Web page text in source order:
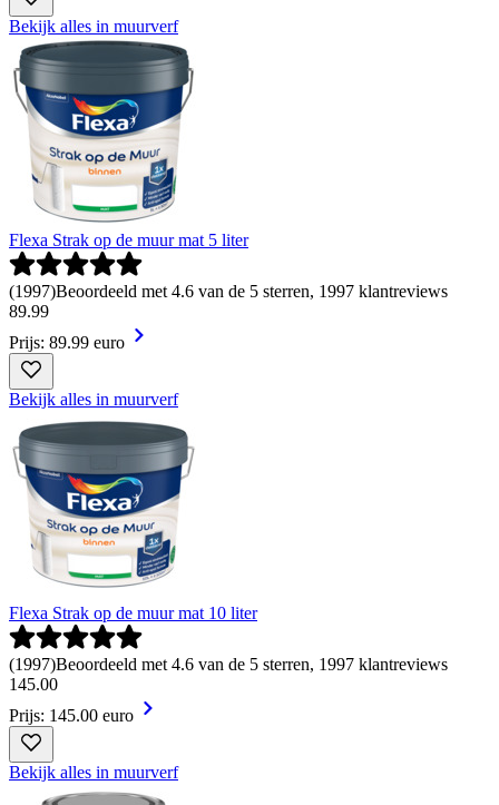
Bekijk alles in muurverf
Flexa Strak op de muur mat 5 liter
(1997)Beoordeeld met 4.6 van de 5 sterren, 1997 klantreviews
89.99
Prijs: 89.99 euro
Bekijk alles in muurverf
Flexa Strak op de muur mat 10 liter
(1997)Beoordeeld met 4.6 van de 5 sterren, 1997 klantreviews
145.00
Prijs: 145.00 euro
Bekijk alles in muurverf